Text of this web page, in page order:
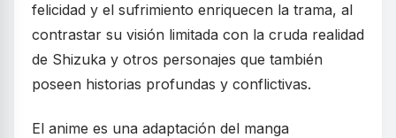
felicidad y el sufrimiento enriquecen la trama, al
contrastar su visión limitada con la cruda realidad
de Shizuka y otros personajes que también
poseen historias profundas y conflictivas.
El anime es una adaptación del manga